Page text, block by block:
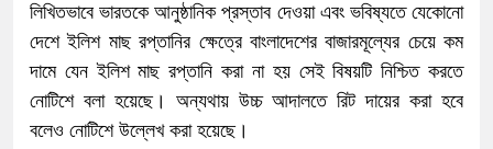
লিখিতভাবে ভারতকে আনুষ্ঠানিক প্রস্তাব দেওয়া এবং ভবিষ্যতে যেকোনো
দেশে ইলিশ মাছ রপ্তানির ক্ষেত্রে বাংলাদেশের বাজারমূল্যের চেয়ে কম
দামে যেন ইলিশ মাছ রপ্তানি করা না হয় সেই বিষয়টি নিশ্চিত করতে
নোটিশে বলা হয়েছে। অন্যথায় উচ্চ আদালতে রিট দায়ের করা হবে
বলেও নোটিশে উল্লেখ করা হয়েছে।